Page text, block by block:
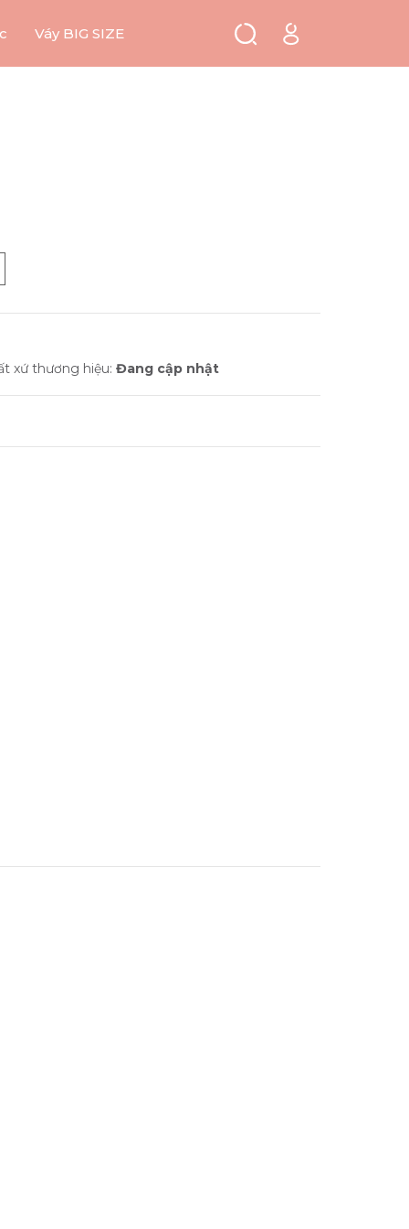
Váy BIG SIZE
xứ thương hiệu: Đang cập nhật